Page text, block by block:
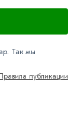
Так мы
Правила публикации